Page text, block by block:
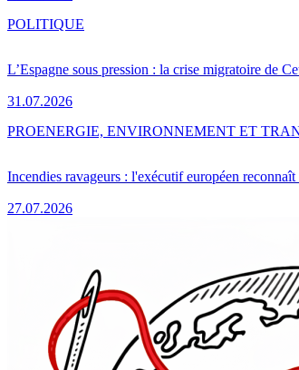
L’Espagne sous pression : la crise migratoire de
31.07.2026
POLITIQUE
Incendies ravageurs : l'exécutif européen reconnaît
27.07.2026
PROENERGIE, ENVIRONNEMENT ET